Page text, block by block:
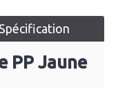
Spécification
PP Jaune